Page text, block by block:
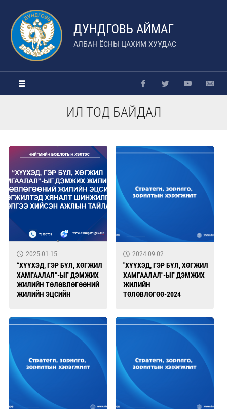
ДУНДГОВЬ АЙМАГ
АЛБАН ЁСНЫ ЦАХИМ ХУУДАС
ИЛ ТОД БАЙДАЛ
2025-01-15
“ХҮҮХЭД, ГЭР БҮЛ, ХӨГЖИЛ
ХАМГААЛАЛ”-ЫГ ДЭМЖИХ
ЖИЛИЙН ТӨЛӨВЛӨГӨӨНИЙ
ЖИЛИЙН ЭЦСИЙН
ХИЙСЭН АЖЛЫН ТАЙЛАН
2024-09-02
"ХҮҮХЭД, ГЭР БҮЛ, ХӨГЖИЛ
ХАМГААЛАЛ"-ЫГ ДЭМЖИХ
ЖИЛИЙН
ТӨЛӨВЛӨГӨӨ-2024